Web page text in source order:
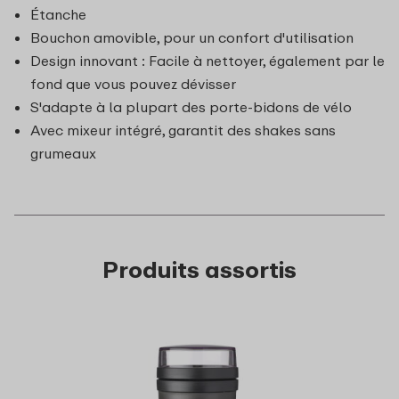
Étanche
Bouchon amovible, pour un confort d'utilisation
Design innovant : Facile à nettoyer, également par le
fond que vous pouvez dévisser
S'adapte à la plupart des porte-bidons de vélo
Avec mixeur intégré, garantit des shakes sans
grumeaux
Produits assortis